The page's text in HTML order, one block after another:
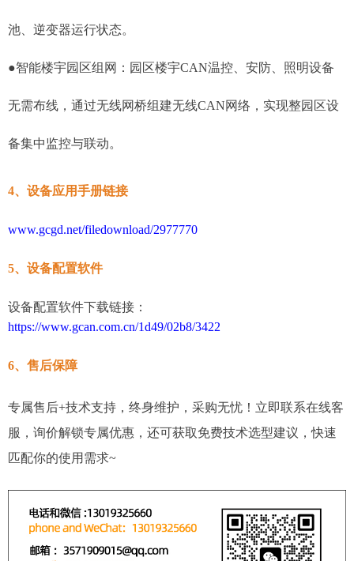
池、逆变器运行状态。
●智能楼宇园区组网：园区楼宇CAN温控、安防、照明设备
无需布线，通过无线网桥组建无线CAN网络，实现整园区设
备集中监控与联动。
4、设备应用手册链接
www.gcgd.net/filedownload/2977770
5、设备配置软件
设备配置软件下载链接：
https://www.gcan.com.cn/1d49/02b8/3422
6、售后保障
专属售后+技术支持，终身维护，采购无忧！立即联系在线客
服，询价解锁专属优惠，还可获取免费技术选型建议，快速
匹配你的使用需求~